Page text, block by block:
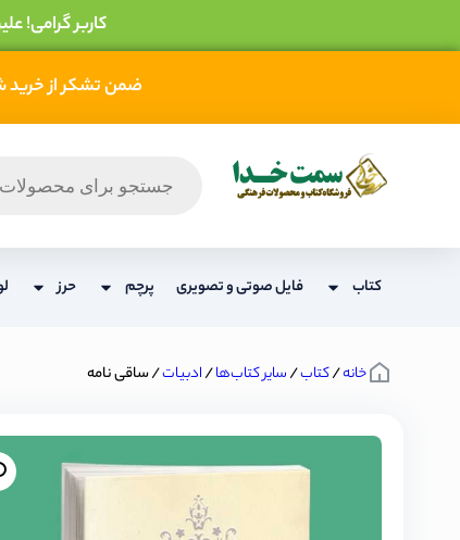
کاربر گرامی!
ضمن تشکر از خرید
کتاب فایل صوتی و تصویری پرچم حرز
خانه/کتاب/سایر کتاب‌ها/ادبیات/ ساقی نامه